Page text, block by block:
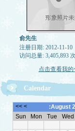
俞先生
注册日期: 2012-11-10
访问总量: 3,405,893 次
点击查看我
Calendar